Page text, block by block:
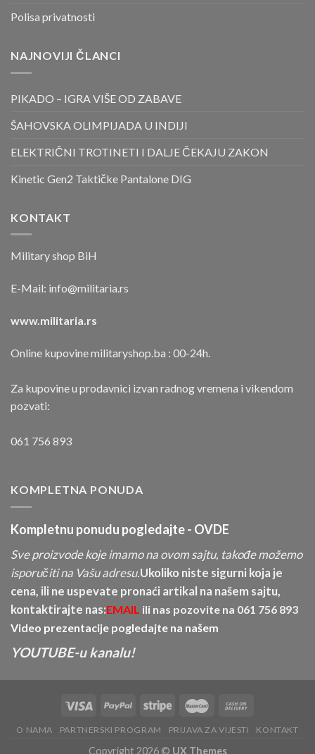
Polisa privatnosti
NAJNOVIJI ČLANCI
PIKADO – IGRA VIŠE OD ZABAVE
ŠAHOVSKA OLIMPIJADA U INDIJI
ELEKTRIČNI TROTINETI I DALJE ČEKAJU ZAKON
Kinetic Gen2 Taktičke Pantalone DIG
KONTAKT
Military shop BiH
E-Mail: info@militaria.rs
www.militaria.rs
Online kupovine militaryshop.ba : 00-24h.
Za kupovine u prodavnici izvan radnog vremena i vikendom
pozvati:
061 756 893
KOMPLETNA PONUDA
Kompletnu ponudu pogledajte - OVDE
Sve proizvode koje imamo na ovom sajtu, takođe možemo
isporučiti na Vašu adresu.Ukoliko niste sigurni koja je
cena, ili ne uspevate pronaći artikal na našem sajtu,
kontaktirajte nas:EMAIL ili nas pozovite na 061 756 893
Video prezentacije pogledajte na našem
YOUTUBE-u kanalu!
O NAMA PARTNERSKI PROGRAM PRIJAVA ZA VIJESTI KONTAKT
Copyright 2026 © UX Themes